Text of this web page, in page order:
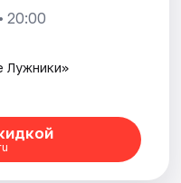
20:00
Лужники»